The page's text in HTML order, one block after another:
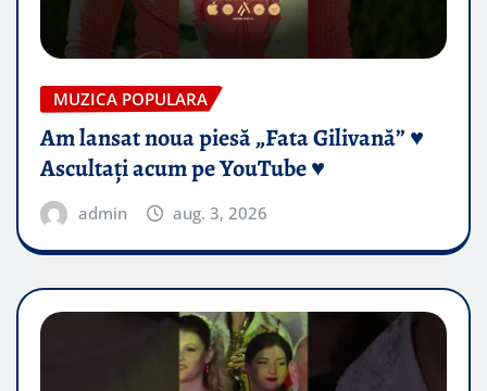
MUZICA POPULARA
Am lansat noua piesă „Fata Gilivană” ♥️
Ascultați acum pe YouTube ♥️
admin aug. 3, 2026